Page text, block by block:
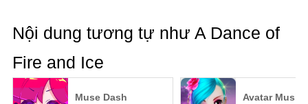
Nội dung tương tự như A Dance of
Fire and Ice
Muse Dash Avatar Musik